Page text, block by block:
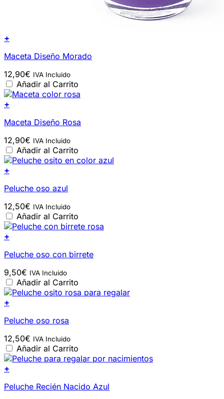
+
Maceta Diseño Morado
12,90€ IVA Incluido
Añadir al Carrito
+
Maceta Diseño Rosa
12,90€ IVA Incluido
Añadir al Carrito
+
Peluche oso azul
12,50€ IVA Incluido
Añadir al Carrito
+
Peluche oso con birrete
9,50€ IVA Incluido
Añadir al Carrito
+
Peluche oso rosa
12,50€ IVA Incluido
Añadir al Carrito
+
Peluche Recién Nacido Azul